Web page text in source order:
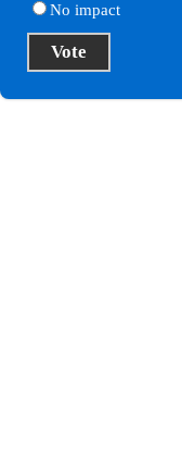
No impact